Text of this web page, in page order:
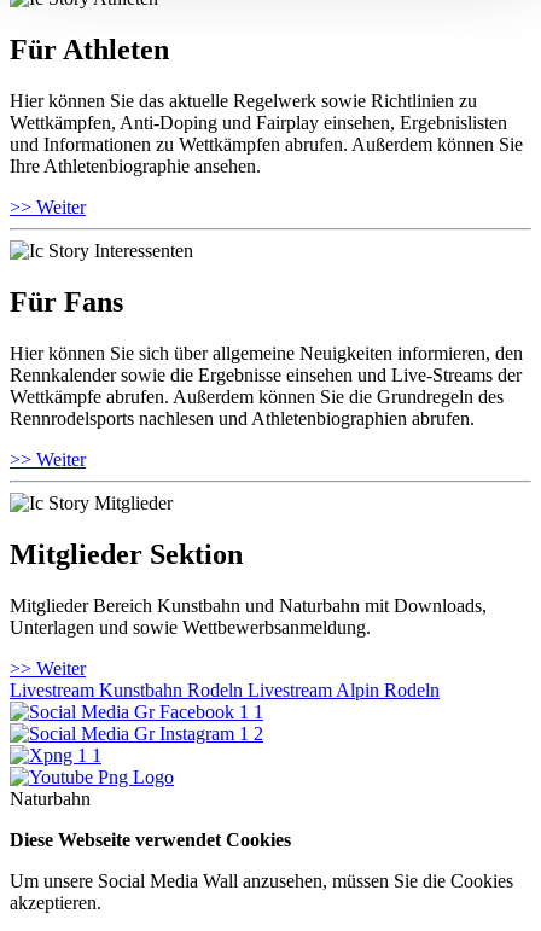
Für Athleten
Hier können Sie das aktuelle Regelwerk sowie Richtlinien zu
Wettkämpfen, Anti-Doping und Fairplay einsehen, Ergebnislisten
und Informationen zu Wettkämpfen abrufen. Außerdem können Sie
Ihre Athletenbiographie ansehen.
>> Weiter
Für Fans
Hier können Sie sich über allgemeine Neuigkeiten informieren, den
Rennkalender sowie die Ergebnisse einsehen und Live-Streams der
Wettkämpfe abrufen. Außerdem können Sie die Grundregeln des
Rennrodelsports nachlesen und Athletenbiographien abrufen.
>> Weiter
Mitglieder Sektion
Mitglieder Bereich Kunstbahn und Naturbahn mit Downloads,
Unterlagen und sowie Wettbewerbsanmeldung.
>> Weiter
Livestream Kunstbahn Rodeln Livestream Alpin Rodeln
Naturbahn
Diese Webseite verwendet Cookies
Um unsere Social Media Wall anzusehen, müssen Sie die Cookies
akzeptieren.